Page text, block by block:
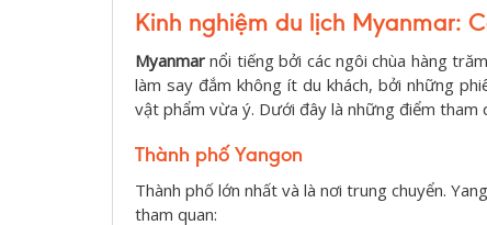
Kinh nghiệm du lịch Myanmar:
Myanmar nổi tiếng bởi các ngôi chùa hàng
làm say đắm không ít du khách, bởi những
vật phẩm vừa ý. Dưới đây là những điểm tham
Thành phố Yangon
Thành phố lớn nhất và là nơi trung chuyển.
tham quan: